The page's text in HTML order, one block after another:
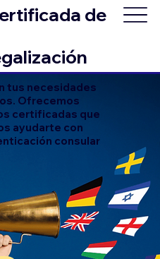
de
tus necesidades
Ofrecemos
certificadas que
ayudarte con
consular